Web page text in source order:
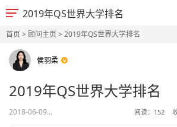
2019年QS世界大学排名
首页> 顾问主页> 2019年QS世界大学排名
侯羽柔
2019年QS世界大学排名
2018-06-09... 阅读： 152